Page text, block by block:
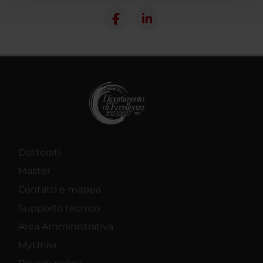
con altre informazioni che hai fornito loro o che hanno
Dottorati
Master
Contatti e mappa
Supporto tecnico
Area Amministrativa
MyUnivr